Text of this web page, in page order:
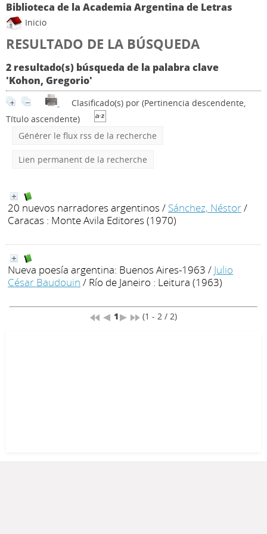
Biblioteca de la Academia Argentina de Letras
Inicio
RESULTADO DE LA BÚSQUEDA
2 resultado(s) búsqueda de la palabra clave
'Kohon, Gregorio'
Clasificado(s) por (Pertinencia descendente,
Título ascendente)
Générer le flux rss de la recherche
Lien permanent de la recherche
20 nuevos narradores argentinos / Sánchez, Néstor/
Caracas : Monte Avila Editores (1970)
Nueva poesía argentina: Buenos Aires-1963 / Julio
César Baudouin / Río de Janeiro : Leitura (1963)
1 (1 - 2 / 2)